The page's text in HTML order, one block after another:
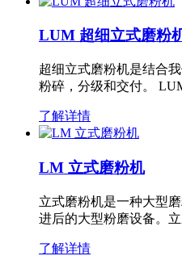
LUM 超细立式磨粉
超细立式磨粉机是结合
粉碎，分级和交付。
了解详情
LM 立式磨粉机
立式磨粉机是一种大型
进后的大型粉磨设备。
了解详情